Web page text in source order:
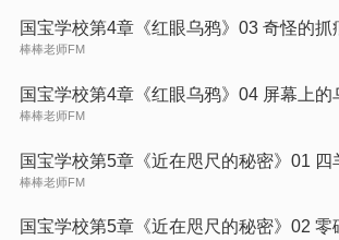
国宝学校第4章《红眼乌鸦》03 奇怪的抓
棒棒老师FM
国宝学校第4章《红眼乌鸦》04 屏幕上的
棒棒老师FM
国宝学校第5章《近在咫尺的秘密》01 四
棒棒老师FM
国宝学校第5章《近在咫尺的秘密》02 零